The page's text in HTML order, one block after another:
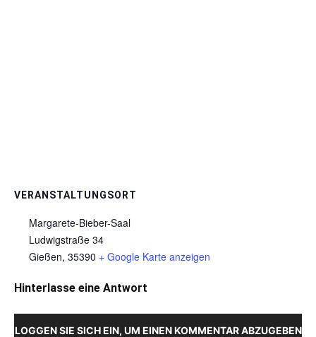
VERANSTALTUNGSORT
Margarete-Bieber-Saal
Ludwigstraße 34
Gießen, 35390 + Google Karte anzeigen
Hinterlasse eine Antwort
LOGGEN SIE SICH EIN, UM EINEN KOMMENTAR ABZUGEBEN